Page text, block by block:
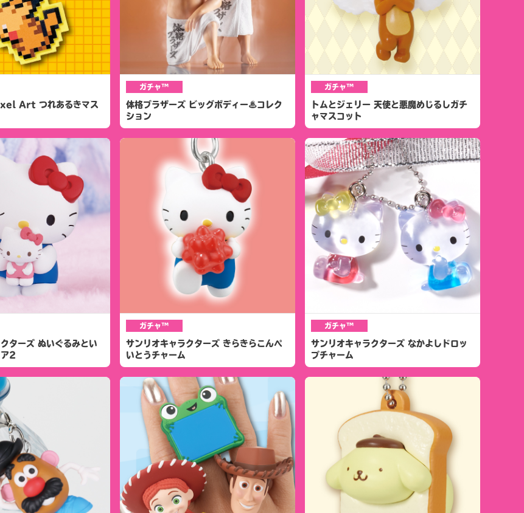
Art つれあるきマス
ガチャ™
体格ブラザーズ ビッグボディー♨コレク
ション
ガチャ™
トムとジェリー 天使と悪魔めじるしガチ
ャマスコット
ターズ ぬいぐるみとい
ア2
ガチャ™
サンリオキャラクターズ きらきらこんぺ
いとうチャーム
ガチャ™
サンリオキャラクターズ なかよしドロッ
プチャーム